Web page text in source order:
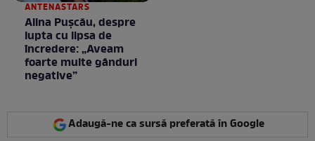
ANTENASTARS
Alina Pușcău, despre
lupta cu lipsa de
încredere: „Aveam
foarte multe gânduri
negative”
Adaugă-ne ca sursă preferată în Google